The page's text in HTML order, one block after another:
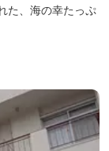
た、海の幸たっぷ